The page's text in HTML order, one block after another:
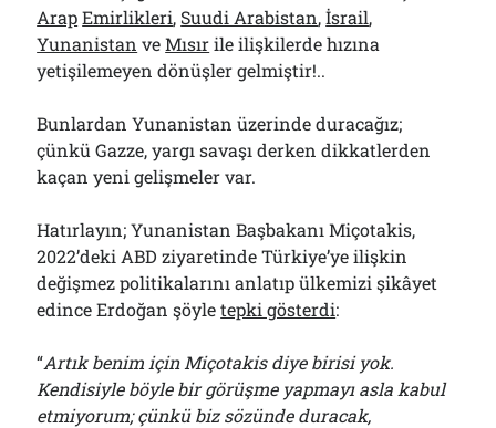
ArapEmirlikleri, Suudi Arabistan,İsrail,
Yunanistan veMısırile ilişkilerde hızına
yetişilemeyen dönüşler gelmiştir!..
Bunlardan Yunanistan üzerinde duracağız;
çünkü Gazze, yargı savaşı derken dikkatlerden
kaçan yeni gelişmeler var.
Hatırlayın; Yunanistan Başbakanı Miçotakis,
2022’deki ABD ziyaretinde Türkiye’ye ilişkin
değişmez politikalarını anlatıp ülkemizi şikâyet
edince Erdoğan şöyletepki gösterdi:
“Artık benim için Miçotakis diye birisi yok.
Kendisiyle böyle bir görüşme yapmayı asla kabul
etmiyorum; çünkü biz sözünde duracak,